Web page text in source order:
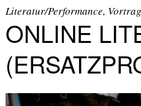
Literatur/Performance,
ONLINE